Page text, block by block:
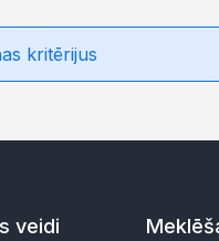
kritērijus
veidi